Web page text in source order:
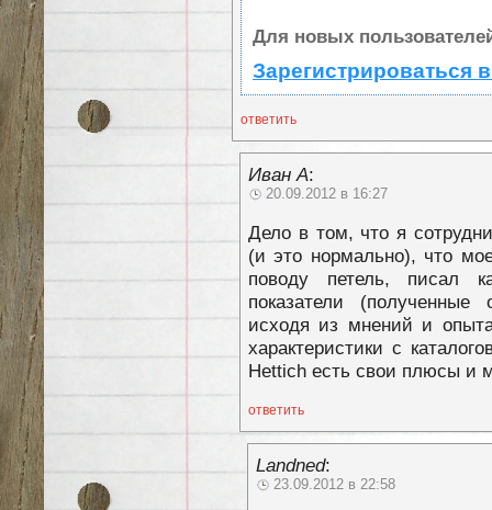
Для новых
Зарегистрироваться
ответить
Иван А:
20.09.2012 в 16:27
Дело в том, что я
(и это нормально), что
поводу петель, писал
показатели
исходя из мнений и
характеристики с
Hettich есть свои плюсы и
ответить
Landned:
23.09.2012 в 22:58